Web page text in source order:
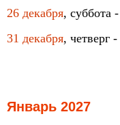
26 декабря, суббота -
31 декабря, четверг -
Январь 2027